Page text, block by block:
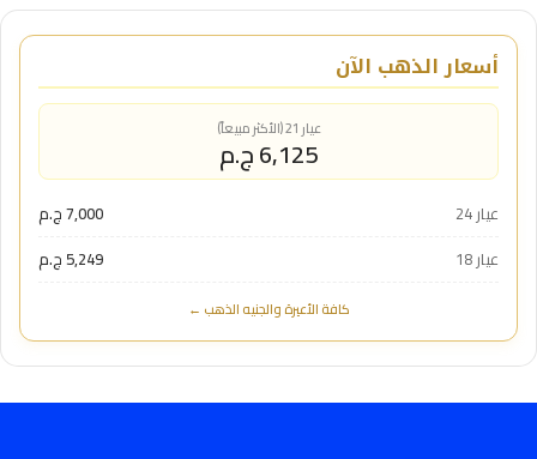
أسعار الذهب الآن
عيار 21 (الأكثر مبيعاً)
6,125 ج.م
عيار 24
7,000 ج.م
عيار 18
5,249 ج.م
كافة الأعيرة والجنيه الذهب ←